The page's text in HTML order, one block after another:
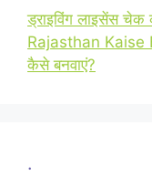
ड्राइविंग लाइसेंस चेक
Rajasthan Kaise
कैसे बनवाएं?
.